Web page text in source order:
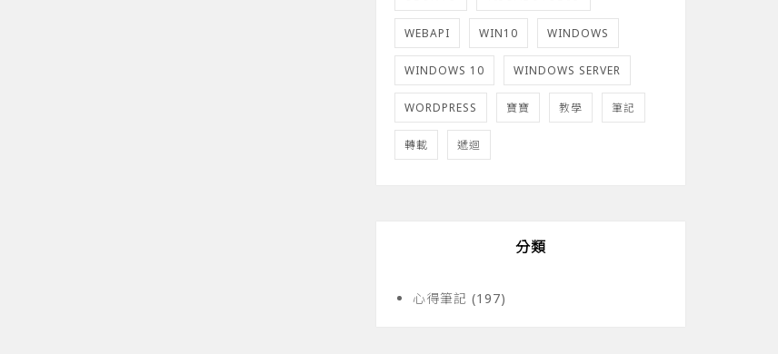
WEBAPI WIN10 WINDOWS
WINDOWS 10 WINDOWS SERVER
WORDPRESS 寶寶 教學 筆記
轉載 遞迴
分類
心得筆記 (197)